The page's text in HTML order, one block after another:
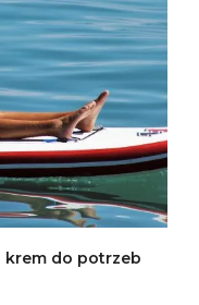
krem do potrzeb